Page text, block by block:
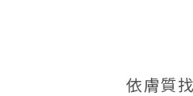
依膚質